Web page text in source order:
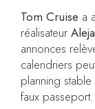
Tom Cruise a
réalisateur
annonces
calendriers
planning
faux passeport.